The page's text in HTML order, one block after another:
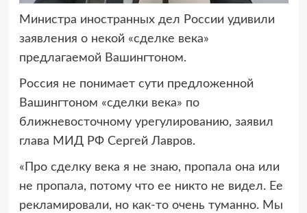
Министра иностранных дел России удивили
заявления о некой «сделке века»
предлагаемой Вашингтоном.
Россия не понимает сути предложенной
Вашингтоном «сделки века» по
ближневосточному урегулированию, заявил
глава МИД РФ Сергей Лавров.
«Про сделку века я не знаю, пропала она или
не пропала, потому что ее никто не видел. Ее
рекламировали, но как-то очень туманно. Мы